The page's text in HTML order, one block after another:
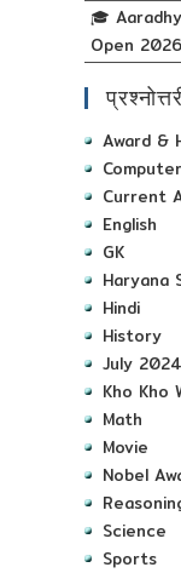
🎓
Open
Award &
Current
English
GK
Haryana
Hindi
History
July 2024
Kho Kho
Math
Movie
Nobel
Science
Sports